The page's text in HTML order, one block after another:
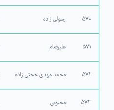
۵۷۰ رسولی زاده
۵۷۱ علیرضام
۵۷۲ محمد مهدی حجتی زاده
۵۷۳ محبوبی